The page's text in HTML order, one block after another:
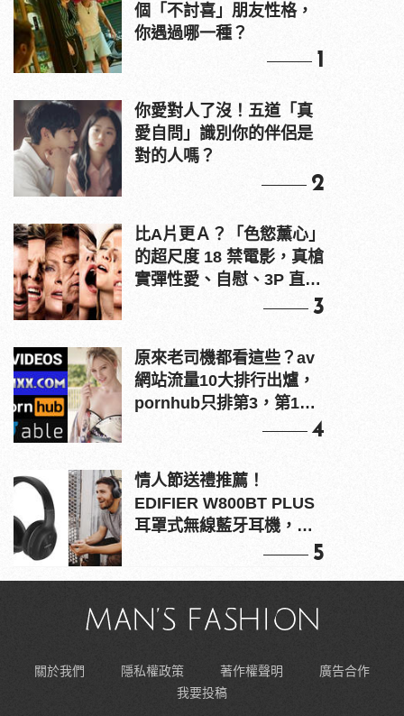
個「不討喜」朋友性格，
你遇過哪一種？
1
你愛對人了沒！五道「真
愛自問」識別你的伴侶是
對的人嗎？
2
比A片更Ａ？「色慾薰心」
的超尺度 18 禁電影，真槍
實彈性愛、自慰、3P 直接
3
原來老司機都看這些？av
網站流量10大排行出爐，
pornhub只排第3，第1名
4
情人節送禮推薦！
EDIFIER W800BT PLUS
耳罩式無線藍牙耳機，在
5
關於我們 隱私權政策 著作權聲明
廣告合作
我要投稿